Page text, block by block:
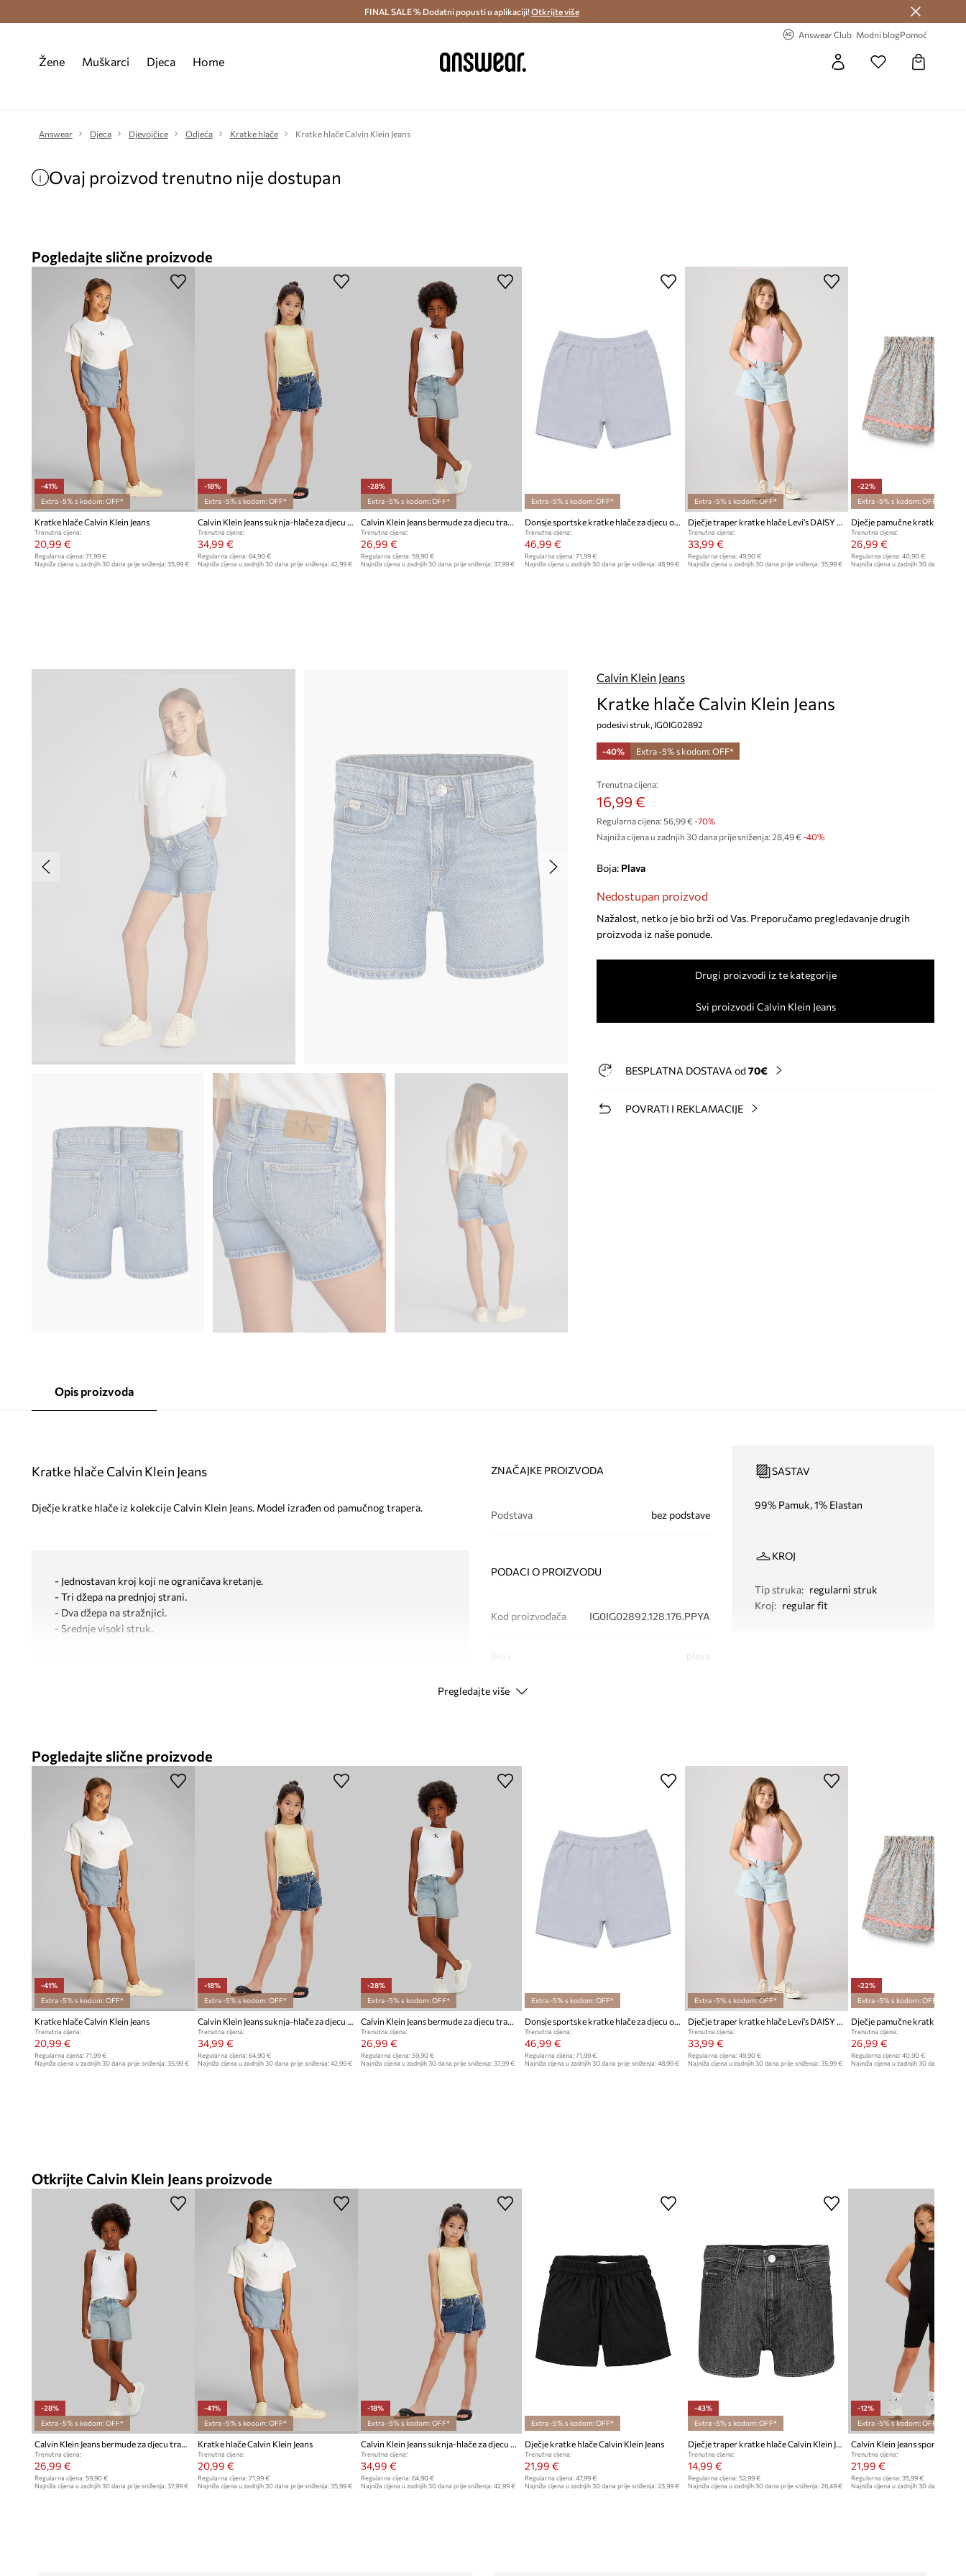
Besplatna dostava i povrat (od 70€) > Dostava u roku 48 sati >
FINAL SALE % Dodatni popusti u aplikaciji!Otkrijte više
Answear Club Modni blogPomoć
Žene Muškarci Djeca Home
Answear Djeca Djevojčice Odjeća Kratke hlače Kratke hlače Calvin Klein Jeans
Ovaj proizvod trenutno nije dostupan
Pogledajte slične proizvode
-41%
Extra -5% s kodom: OFF*
Kratke hlače Calvin Klein Jeans
Trenutna cijena:
20,99 €
Regularna cijena: 71,99 €
Najniža cijena u zadnjih 30 dana prije sniženja: 35,99 €
-18%
Extra -5% s kodom: OFF*
Calvin Klein Jeans suknja-hlače za djecu traper
Trenutna cijena:
34,99 €
Regularna cijena:64,90 €
Najniža cijena u zadnjih 30 dana prije sniženja:42,99 €
-28%
Extra -5% s kodom: OFF*
Calvin Klein Jeans bermude za djecu traper
Trenutna cijena:
26,99 €
Regularna cijena: 59,90 €
Najniža cijena u zadnjih 30 dana prije sniženja: 37,99 €
Extra -5% s kodom: OFF*
Donsje sportske kratke hlače za djecu od pamuka Plom Shorts
Trenutna cijena:
46,99 €
Regularna cijena: 71,99 €
Najniža cijena u zadnjih 30 dana prije sniženja: 48,99 €
Extra -5% s kodom: OFF*
Dječje traper kratke hlače Levi's DAISY DENIM A LINE SHORT
Trenutna cijena:
33,99 €
Regularna cijena:49,90 €
Najniža cijena u zadnjih 30 dana prije sniženja:35,99 €
-22%
Extra -5% s kodom: OFF*
Dječje pamučne kratke hlače
Trenutna cijena:
26,99 €
Regularna cijena: 40,90 €
Najniža cijena u zadnjih 30 dana prije
Calvin Klein Jeans
Kratke hlače Calvin Klein Jeans
podesivi struk, IG0IG02892
-40% Extra -5% s kodom: OFF*
Trenutna cijena:
16,99 €
Regularna cijena: 56,99 €-70%
Najniža cijena u zadnjih 30 dana prije sniženja: 28,49 € -40%
Boja: plava
Nedostupan proizvod
Nažalost, netko je bio brži od Vas. Preporučamo pregledavanje drugih
proizvoda iz naše ponude.
Drugi proizvodi iz te kategorije
Svi proizvodi Calvin Klein Jeans
BESPLATNA DOSTAVA od 70€
POVRATI I REKLAMACIJE
Opis proizvoda
Kratke hlače Calvin Klein Jeans
Dječje kratke hlače iz kolekcije Calvin Klein Jeans. Model izrađen od pamučnog trapera.
- Jednostavan kroj koji ne ograničava kretanje.
- Tri džepa na prednjoj strani.
- Dva džepa na stražnjici.
- Srednje visoki struk.
ZNAČAJKE PROIZVODA
Podstava bez podstave
PODACI O PROIZVODU
Kod proizvođača IG0IG02892.128.176.PPYA
plava
Modna marka
ID Proizvoda
SASTAV
99% Pamuk, 1% Elastan
KROJ
Tip struka: regularni struk
Kroj: regular fit
Pregledajte više
Pogledajte slične proizvode
-41%
Extra -5% s kodom: OFF*
Kratke hlače Calvin Klein Jeans
Trenutna cijena:
20,99 €
Regularna cijena: 71,99 €
Najniža cijena u zadnjih 30 dana prije sniženja: 35,99 €
-18%
Extra -5% s kodom: OFF*
Calvin Klein Jeans suknja-hlače za djecu traper
Trenutna cijena:
34,99 €
Regularna cijena:64,90 €
Najniža cijena u zadnjih 30 dana prije sniženja:42,99 €
-28%
Extra -5% s kodom: OFF*
Calvin Klein Jeans bermude za djecu traper
Trenutna cijena:
26,99 €
Regularna cijena: 59,90 €
Najniža cijena u zadnjih 30 dana prije sniženja: 37,99 €
Extra -5% s kodom: OFF*
Donsje sportske kratke hlače za djecu od pamuka Plom Shorts
Trenutna cijena:
46,99 €
Regularna cijena: 71,99 €
Najniža cijena u zadnjih 30 dana prije sniženja: 48,99 €
Extra -5% s kodom: OFF*
Dječje traper kratke hlače Levi's DAISY DENIM A LINE SHORT
Trenutna cijena:
33,99 €
Regularna cijena:49,90 €
Najniža cijena u zadnjih 30 dana prije sniženja:35,99 €
-22%
Extra -5% s kodom: OFF*
Dječje pamučne kratke hlače
Trenutna cijena:
26,99 €
Regularna cijena: 40,90 €
Najniža cijena u zadnjih 30 dana prije
Otkrijte Calvin Klein Jeans proizvode
-28%
Extra -5% s kodom: OFF*
Calvin Klein Jeans bermude za djecu traper
Trenutna cijena:
26,99 €
Regularna cijena: 59,90 €
Najniža cijena u zadnjih 30 dana prije sniženja: 37,99 €
-41%
Extra -5% s kodom: OFF*
Kratke hlače Calvin Klein Jeans
Trenutna cijena:
20,99 €
Regularna cijena:71,99 €
Najniža cijena u zadnjih 30 dana prije sniženja:35,99 €
-18%
Extra -5% s kodom: OFF*
Calvin Klein Jeans suknja-hlače za djecu traper
Trenutna cijena:
34,99 €
Regularna cijena: 64,90 €
Najniža cijena u zadnjih 30 dana prije sniženja: 42,99 €
Extra -5% s kodom: OFF*
Dječje kratke hlače Calvin Klein Jeans
Trenutna cijena:
21,99 €
Regularna cijena: 47,99 €
Najniža cijena u zadnjih 30 dana prije sniženja: 23,99 €
-43%
Extra -5% s kodom: OFF*
Dječje traper kratke hlače Calvin Klein Jeans
Trenutna cijena:
14,99 €
Regularna cijena:52,99 €
Najniža cijena u zadnjih 30 dana prije sniženja:26,49 €
-12%
Extra -5% s kodom: OFF*
Trenutna cijena:
21,99 €
Regularna cijena: 35,99 €
Najniža cijena u zadnjih 30 dana prije